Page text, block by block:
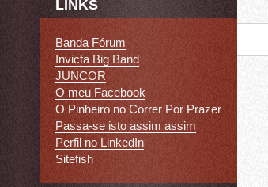
LINKS
Banda Fórum
Invicta Big Band
JUNCOR
O meu Facebook
O Pinheiro no Correr Por Prazer
Passa-se isto assim assim
Perfil no LinkedIn
Sitefish